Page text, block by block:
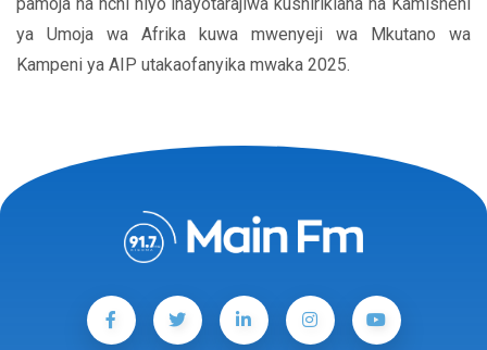
ya Umoja wa Afrika kuwa mwenyeji wa Mkutano wa
Kampeni ya AIP utakaofanyika mwaka 2025.